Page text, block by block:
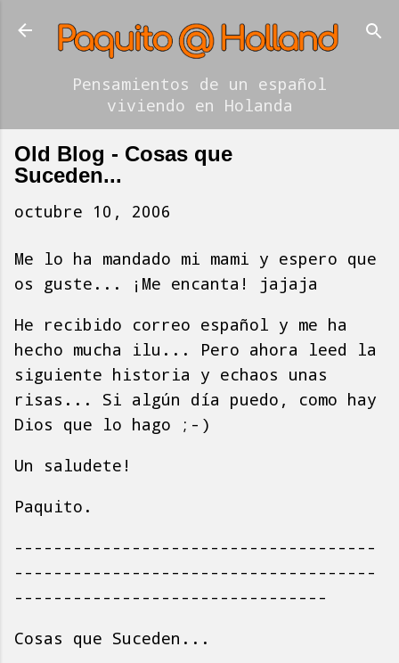
Ir al contenido principal
Pensamientos de un español
viviendo en Holanda
Old Blog - Cosas que
Suceden...
octubre 10, 2006
Me lo ha mandado mi mami y espero que
os guste... ¡Me encanta! jajaja
He recibido correo español y me ha
hecho mucha ilu... Pero ahora leed la
siguiente historia y echaos unas
risas... Si algún día puedo, como hay
Dios que lo hago ;-)
Un saludete!
Paquito.
-------------------------------------
-------------------------------------
--------------------------------
Cosas que Suceden...